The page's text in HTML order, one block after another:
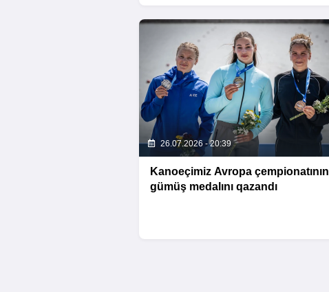
26.07.2026 - 20:39
Kanoeçimiz Avropa çempionatının
gümüş medalını qazandı